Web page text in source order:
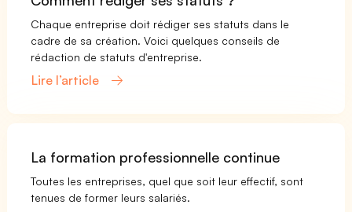
Chaque entreprise doit rédiger ses statuts dans le
cadre de sa création. Voici quelques conseils de
rédaction de statuts d'entreprise.
Lire l’article
La formation professionnelle continue
Toutes les entreprises, quel que soit leur effectif, sont
tenues de former leurs salariés.